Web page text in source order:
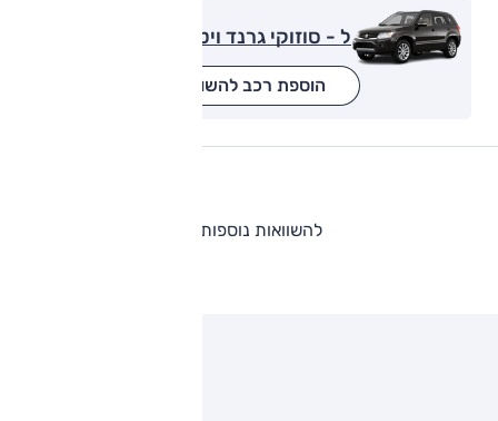
ל - סוזוקי גרנד ויטארה
הוספת רכב להשוואה
להשוואות נוספות